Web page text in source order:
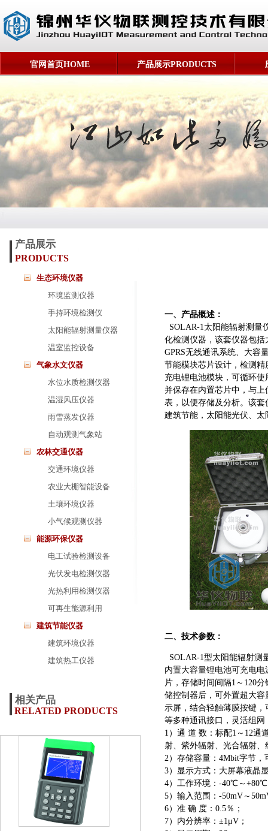
官网首页HOME 产品展示PRODUCTS
产品展示
PRODUCTS
生态环境仪器
环境监测仪器
手持环境检测仪
太阳能辐射测量仪器
温室监控设备
气象水文仪器
水位水质检测仪器
温湿风压仪器
雨雪蒸发仪器
自动观测气象站
农林交通仪器
交通环境仪器
农业大棚智能设备
土壤环境仪器
小气候观测仪器
能源环保仪器
电工试验检测设备
光伏发电检测仪器
光热利用检测仪器
可再生能源利用
建筑节能仪器
建筑环境仪器
建筑热工仪器
一、产品概述：
SOLAR-1太阳能辐射测量
化检测仪器，该套仪器包
GPRS无线通讯系统、大容
节能模块芯片设计，检测
充电锂电池模块，可循环
并保存在内置芯片中，与
表，以便存储及分析。该
建筑节能，太阳能光伏、
二、技术参数：
SOLAR-1型太阳能辐射测
内置大容量锂电池可充电
片，存储时间间隔1～120
储控制器后，可外置超大
示屏，结合轻触薄膜按键，
等多种通讯接口，灵活组
1）通 道 数：标配1～12通
射、紫外辐射、光合辐射
2）存储容量：4Mbit字节，
3）显示方式：大屏幕液晶
4）工作环境：-40℃～
5）输入范围： -50mV～
6）准 确 度：0.5％；
7）内分辨率：±1μV；
相关产品
RELATED PRODUCTS